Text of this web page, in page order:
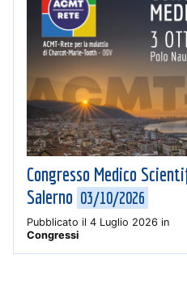
Congresso Medico
Salerno 03/10/2026
Pubblicato il 4 Luglio 2026 in
Congressi